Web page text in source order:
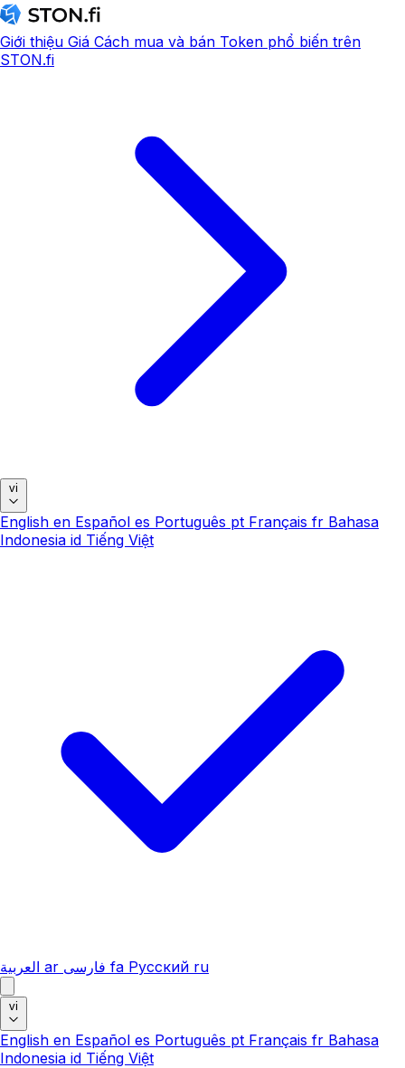
Giới thiệu Giá Cách mua và bán Token phổ biến trên
STON.fi
vi
English en Español es Português pt Français fr Bahasa
Indonesia id Tiếng Việt
العربية ar فارسی fa Русский ru
vi
English en Español es Português pt Français fr Bahasa
Indonesia id Tiếng Việt